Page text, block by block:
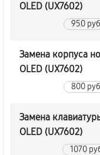
OLED (UX7602)
950 руб
Замена корпуса
OLED (UX7602)
800 руб
Замена
OLED (UX7602)
1070